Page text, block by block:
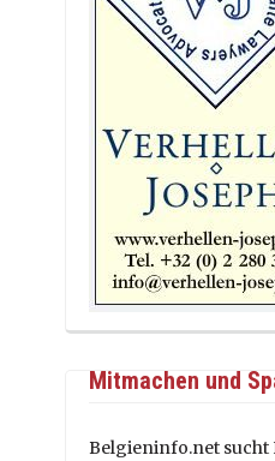
Mitmachen und
Belgieninfo.net sucht